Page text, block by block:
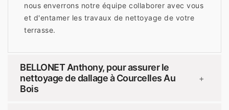
nous enverrons notre équipe collaborer avec vous
et d'entamer les travaux de nettoyage de votre
terrasse.
BELLONET Anthony, pour assurer le
nettoyage de dallage à Courcelles Au
Bois
+